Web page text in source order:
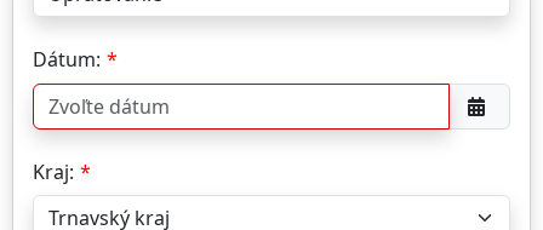
Dátum:
Kraj: